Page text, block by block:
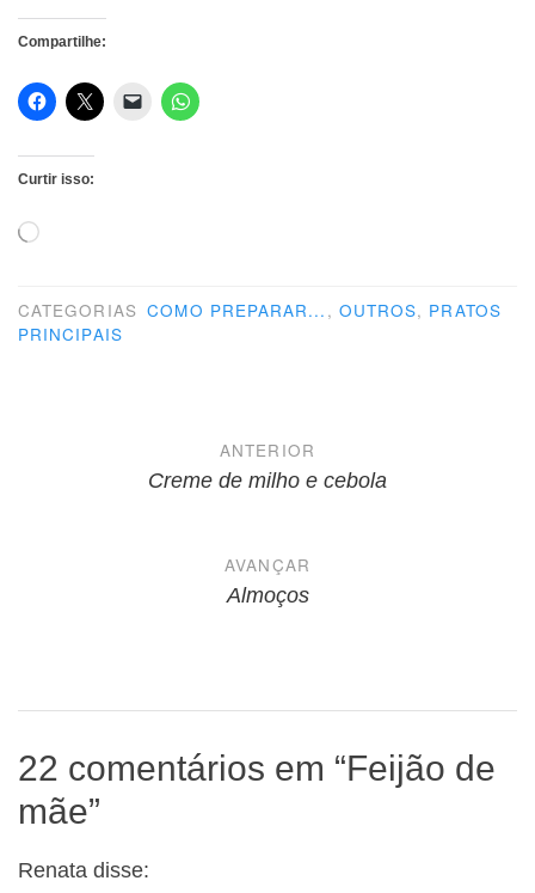
Compartilhe:
Curtir isso:
Carregando...
CATEGORIAS COMO PREPARAR... , OUTROS, PRATOS
PRINCIPAIS
NavegaçãoANTERIOR
Creme de milho e cebola
AVANÇAR
Almoços
22 comentários em “Feijão de
mãe”
Renata disse: